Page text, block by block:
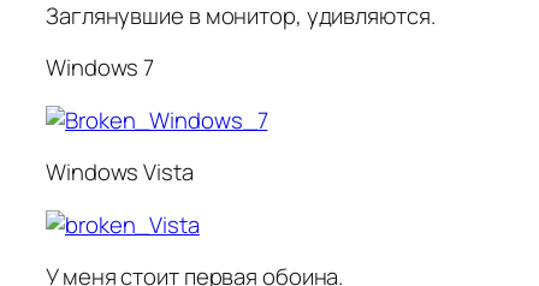
Заглянувшие в монитор, удивляются.
Windows 7
Windows Vista
У меня стоит первая обоина.